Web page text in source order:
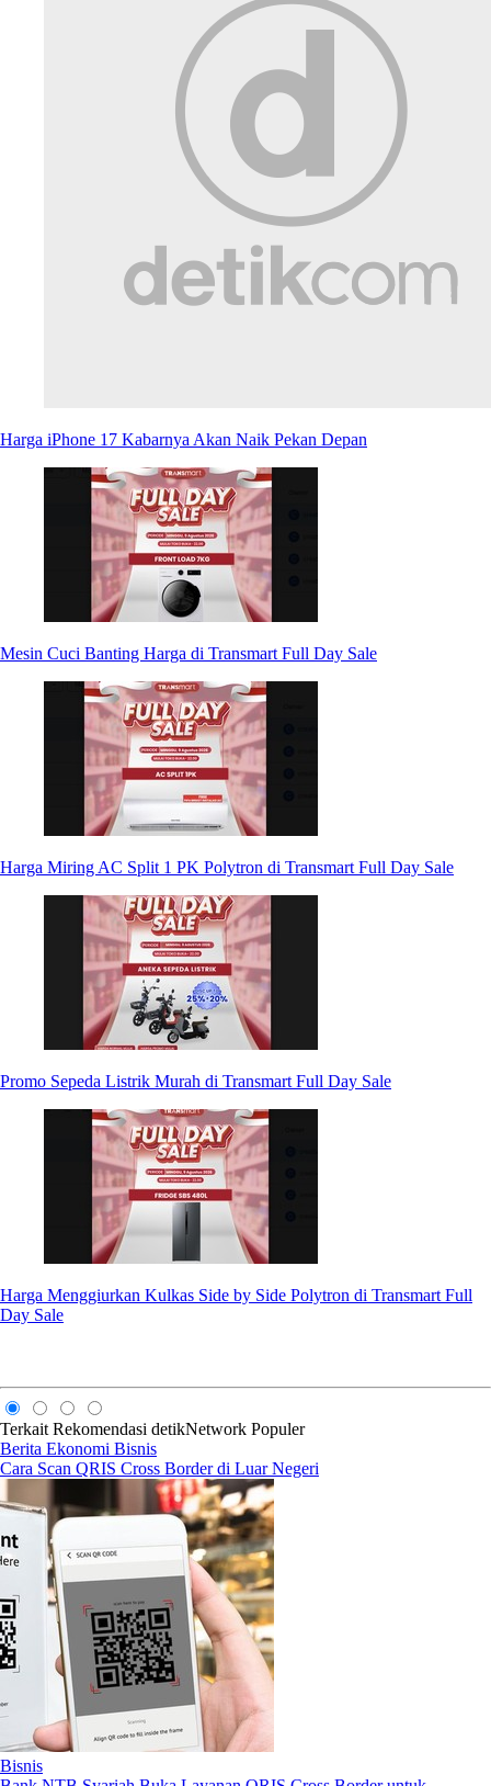
Harga iPhone 17 Kabarnya Akan Naik Pekan Depan
Mesin Cuci Banting Harga di Transmart Full Day Sale
Harga Miring AC Split 1 PK Polytron di Transmart Full Day Sale
Promo Sepeda Listrik Murah di Transmart Full Day Sale
Harga Menggiurkan Kulkas Side by Side Polytron di Transmart Full
Day Sale
Terkait Rekomendasi detikNetwork Populer
Berita Ekonomi Bisnis
Cara Scan QRIS Cross Border di Luar Negeri
Bisnis